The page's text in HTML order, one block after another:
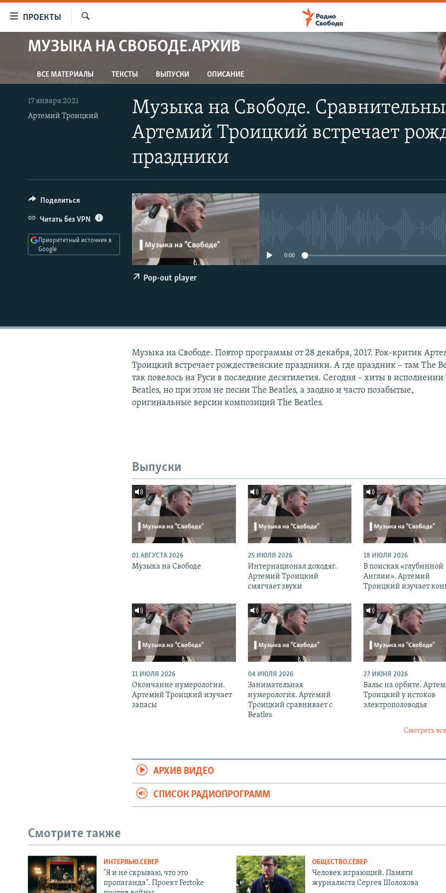
упрощенного
Вернуться
к
основному
содержанию
Вернутся
ПРОЕКТЫ
ПРОГРАММЫ
АВТОРСКИЕ ПРОЕКТЫ
ЦИТАТЫ СВОБОДЫ
МНЕНИЯ
СИБИРЬ.РЕАЛИИ
РАСПИСАНИЕ ВЕЩАНИЯ
ПОДПИШИТЕСЬ НА РАССЫЛКУ
МУЗЫКА НА СВОБОДЕ.АРХИВ
Apple Podcasts
Подписаться
ВСЕ МАТЕРИАЛЫ ТЕКСТЫ ВЫПУСКИ ОПИСАНИЕ
Музыка на Свободе.
Артемий Троицкий встречает
праздники
17 января 2021
Артемий Троицкий
0:00
Pop-out player
Поделиться
Читать без VPN
Приоритетный источник в
Google
Музыка на Свободе. Повтор программы от 28 декабря, 2017. Рок-критик
Троицкий встречает рождественские праздники. А где праздник – там The
так повелось на Руси в последние десятилетия. Сегодня – хиты в исполнении
Beatles, но при этом не песни The Beatles, а заодно и часто позабытые,
оригинальные версии композиций The Beatles.
Выпуски
01 АВГУСТА 2026
Музыка на Свободе
25 ИЮЛЯ 2026
Интернационал доходяг.
Артемий Троицкий
смягчает звуки
18 ИЮЛЯ 2026
В поисках «глубинной
Англии». Артемий
Троицкий изучает
11 ИЮЛЯ 2026
Окончание нумерологии.
Артемий Троицкий изучает
запасы
04 ИЮЛЯ 2026
Занимательная
нумерология. Артемий
Троицкий сравнивает с
Beatles
27 ИЮНЯ 2026
Вальс на орбите.
Троицкий у истоков
электрополоводья
Смотреть
АРХИВ ВИДЕО
СПИСОК РАДИОПРОГРАММ
Смотрите также
ИНТЕРВЬЮ.СЕВЕР
"Я и не скрываю, что это
пропаганда". Проект Fertoke
ОБЩЕСТВО.СЕВЕР
Человек играющий. Памяти
журналиста Сергея Шолохова